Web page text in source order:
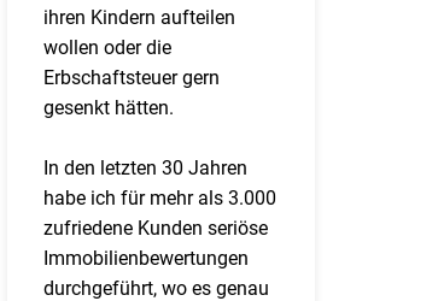
ihren Kindern aufteilen
wollen oder die
Erbschaftsteuer gern
gesenkt hätten.
In den letzten 30 Jahren
habe ich für mehr als 3.000
zufriedene Kunden seriöse
Immobilienbewertungen
durchgeführt, wo es genau